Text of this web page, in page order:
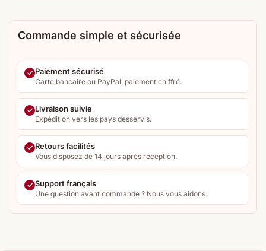
Commande simple et sécurisée
Paiement sécurisé
Carte bancaire ou PayPal, paiement chiffré.
Livraison suivie
Expédition vers les pays desservis.
Retours facilités
Vous disposez de 14 jours après réception.
Support français
Une question avant commande ? Nous vous aidons.